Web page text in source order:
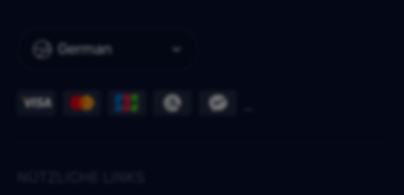
German